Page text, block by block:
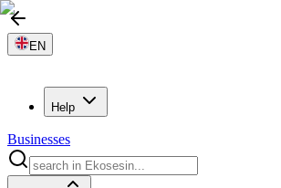
EN
Help
Businesses